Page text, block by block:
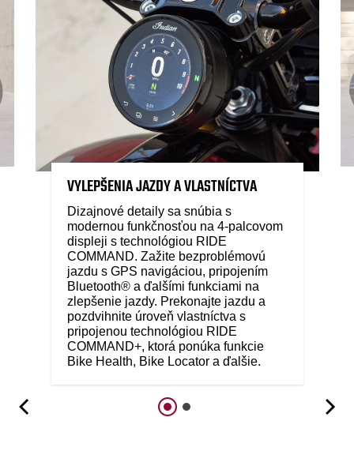
VYLEPŠENIA JAZDY A VLASTNÍCTVA
Dizajnové detaily sa snúbia s
modernou funkčnosťou na 4-palcovom
displeji s technológiou RIDE
COMMAND. Zažite bezproblémovú
jazdu s GPS navigáciou, pripojením
Bluetooth® a ďalšími funkciami na
zlepšenie jazdy. Prekonajte jazdu a
pozdvihnite úroveň vlastníctva s
pripojenou technológiou RIDE
COMMAND+, ktorá ponúka funkcie
Bike Health, Bike Locator a ďalšie.